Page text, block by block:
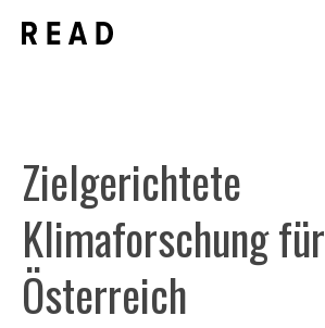
Inhalt
Zielgerichtete
Klimaforschung für
Österreich